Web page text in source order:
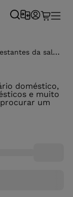
da sala
doméstico,
e muito
um